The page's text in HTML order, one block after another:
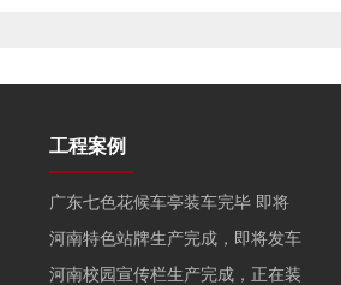
工程案例
广东七色花候车亭装车完毕 即将
河南特色站牌生产完成，即将发车
河南校园宣传栏生产完成，正在装